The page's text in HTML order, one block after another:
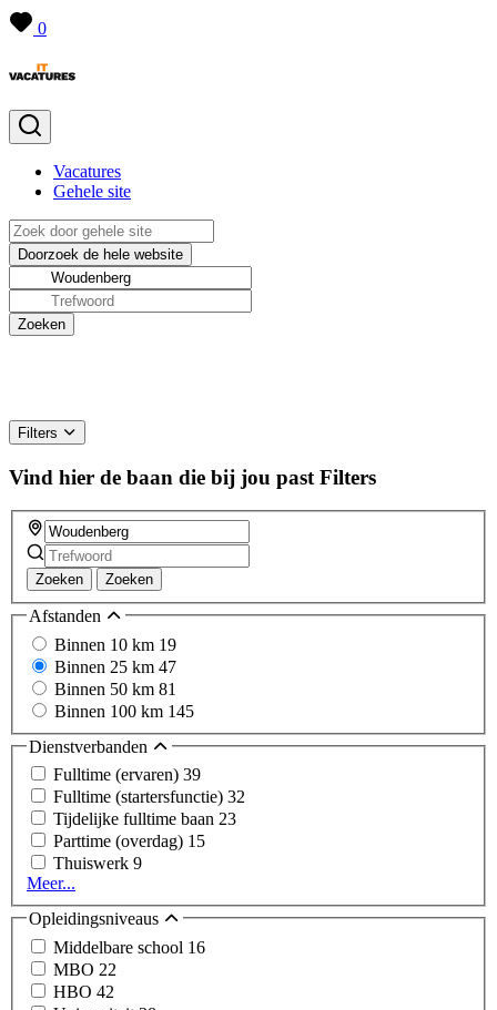
0
Vacatures
Gehele site
Filters
Vind hier de baan die bij jou past Filters
Zoeken Zoeken
Afstanden
Binnen 10 km 19
Binnen 25 km 47
Binnen 50 km 81
Binnen 100 km 145
Dienstverbanden
Fulltime (ervaren) 39
Fulltime (startersfunctie) 32
Tijdelijke fulltime baan 23
Parttime (overdag) 15
Thuiswerk 9
Meer...
Opleidingsniveaus
Middelbare school 16
MBO 22
HBO 42